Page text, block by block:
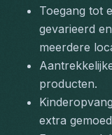
Toegang tot
gevarieerd
meerdere
producten.
extra